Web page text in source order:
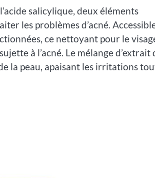
salicylique, deux éléments
les problèmes d’acné.
ce nettoyant pour le
à l’acné. Le mélange d’extrait
la peau, apaisant les irritations